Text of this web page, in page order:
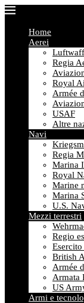
Home
Aerei
Regia
Royal
Armée
USAF
Altre
Navi
Regia
Marina
Royal
Marine
Marina
U.S.
Mezzi terrestri
Regio
British
Armée
Armata
US
Armi e